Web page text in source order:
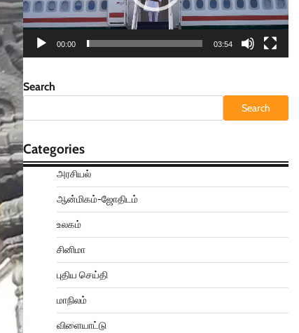
00:00 03:54
Search
Search
Categories
அரசியல்
ஆன்மிகம்-ஜோதிடம்
உலகம்
சினிமா
புதிய செய்தி
மாநிலம்
விளையாட்டு